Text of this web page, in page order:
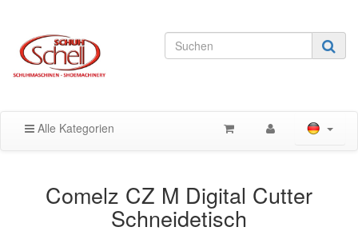
Alle Kategorien
Comelz CZ M Digital Cutter
Schneidetisch